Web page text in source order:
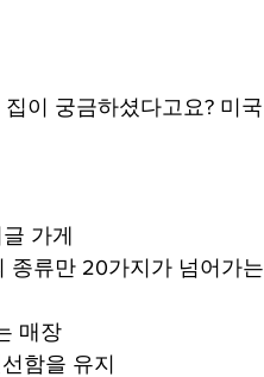
이 궁금하셨다고요? 미국
가게
종류만 20가지가 넘어가는
매장
함을 유지